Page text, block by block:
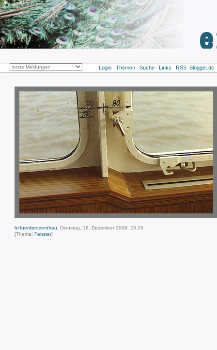
Login Themen Suche Links RSS
hr.fuenfprozentfrau , Dienstag, 16. Dezember 2008, 23:26
[Thema: Fenster]